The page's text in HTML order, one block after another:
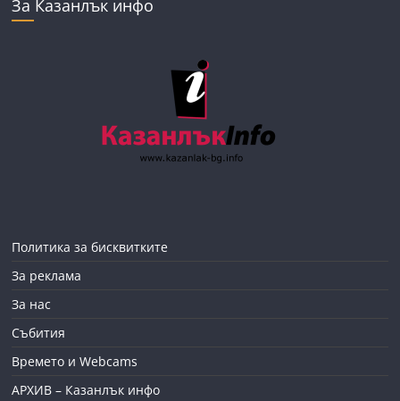
За Казанлък инфо
Политика за бисквитките
За реклама
За нас
Събития
Времето и Webcams
АРХИВ – Казанлък инфо